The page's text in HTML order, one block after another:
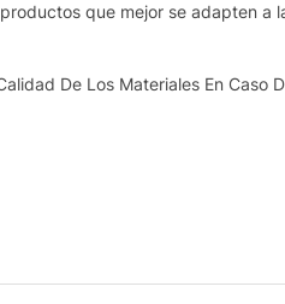
que mejor se adapten a
De Los Materiales En Caso